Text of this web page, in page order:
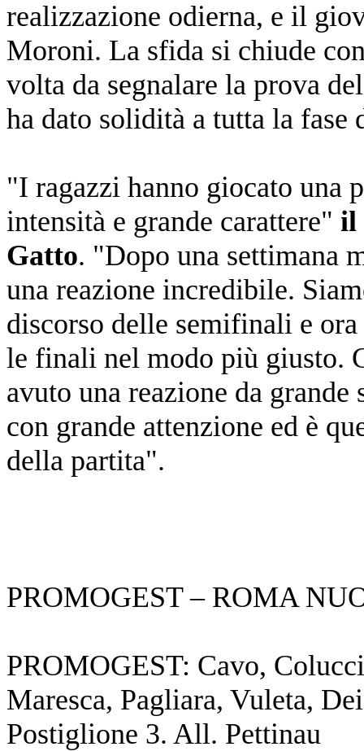
realizzazione odierna, e il
Moroni. La sfida si chiude
volta da segnalare la prova
ha dato solidità a tutta la fase
"I ragazzi hanno giocato una
intensità e grande carattere" il
Gatto. "Dopo una settimana
una reazione incredibile.
discorso delle semifinali e
le finali nel modo più giusto.
avuto una reazione da
con grande attenzione ed è
della partita".
PROMOGEST – ROMA
PROMOGEST: Cavo,
Maresca, Pagliara, Vuleta,
Postiglione 3. All. Pettinau